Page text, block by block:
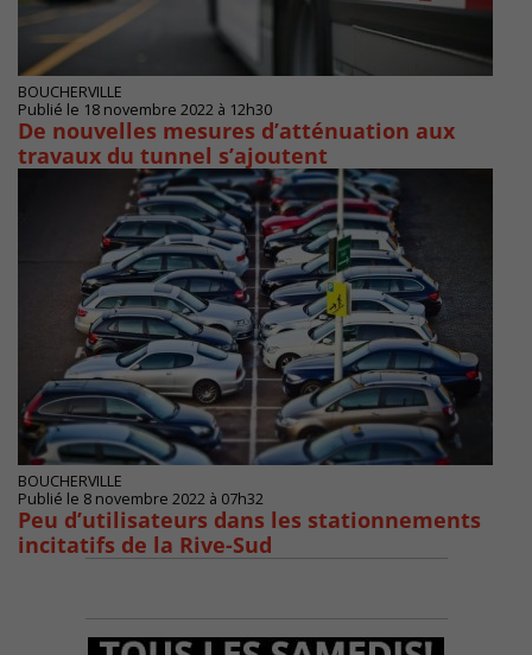
BOUCHERVILLE
Publié le 18 novembre 2022 à 12h30
De nouvelles mesures d’atténuation aux
travaux du tunnel s’ajoutent
BOUCHERVILLE
Publié le 8 novembre 2022 à 07h32
Peu d’utilisateurs dans les stationnements
incitatifs de la Rive-Sud